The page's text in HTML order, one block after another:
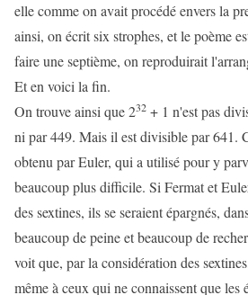
elle comme on avait procédé envers la
ainsi, on écrit six strophes, et le poème
faire une septième, on reproduirait
Et en voici la fin.
On trouve ainsi que 232 + 1 n'est pas
ni par 449. Mais il est divisible par 641.
obtenu par Euler, qui a utilisé pour y
beaucoup plus difficile. Si Fermat et
des sextines, ils se seraient épargnés,
beaucoup de peine et beaucoup de
voit que, par la considération des
même à ceux qui ne connaissent que les